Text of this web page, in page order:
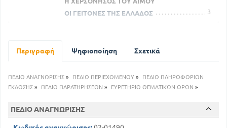
ΟΙ ΓΕΙΤΟΝΕΣ ΤΗΣ ΕΛΛΑΔΟΣ
3
ΕΠΙΣΚΟΠΗΣΗ ΤΗΣ ΔΥΤΙΚΗΣ ΕΥΡΩΠΗΣ
ΕΛΒΕΤΙΑ
ΡΟΥΜΑΝΙΑ
Δ. ΑΝΑΤΟΛΙΚΗ ΕΥΡΩΠΗ
Περιγραφή Ψηφιοποίηση Σχετικά
ΠΕΔΙΟ ΑΝΑΓΝΩΡΙΣΗΣ » ΠΕΔΙΟ ΠΕΡΙΕΧΟΜΕΝΟΥ »
ΠΕΔΙΟ ΠΛΗΡΟΦΟΡΙΩΝ
ΕΚΔΟΣΗΣ » ΠΕΔΙΟ ΠΑΡΑΤΗΡΗΣΕΩΝ » ΕΥΡΕΤΗΡΙΟ ΘΕΜΑΤΙΚΩΝ ΟΡΩΝ »
ΠΕΔΙΟ ΑΝΑΓΝΩΡΙΣΗΣ